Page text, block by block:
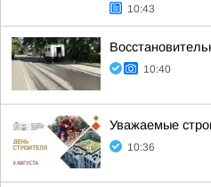
10:43
10:40
Уважаемые
10:36